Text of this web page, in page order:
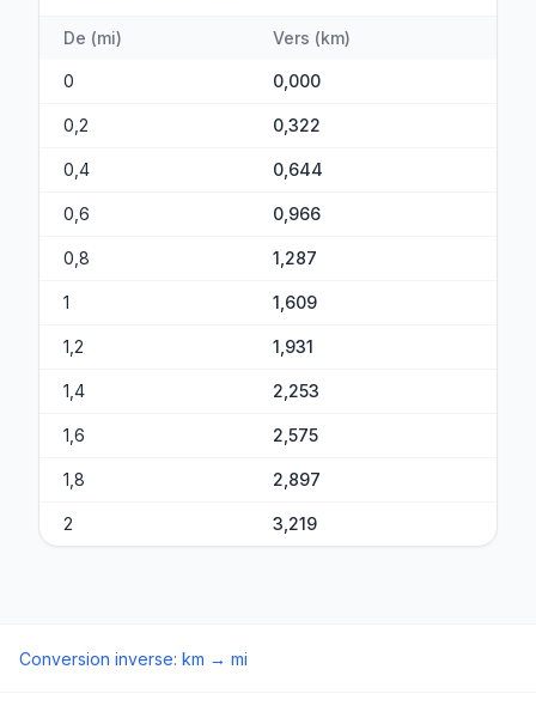
De (mi) Vers (km)
0 0,000
0,2 0,322
0,4 0,644
0,6 0,966
0,8 1,287
1 1,609
1,2 1,931
1,4 2,253
1,6 2,575
1,8 2,897
2 3,219
Conversion inverse: km → mi